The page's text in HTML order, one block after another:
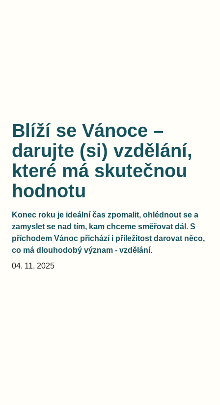
Blíží se Vánoce –
darujte (si) vzdělání,
které má skutečnou
hodnotu
Konec roku je ideální čas zpomalit, ohlédnout se a
zamyslet se nad tím, kam chceme směřovat dál. S
příchodem Vánoc přichází i příležitost darovat něco,
co má dlouhodobý význam - vzdělání.
04. 11. 2025